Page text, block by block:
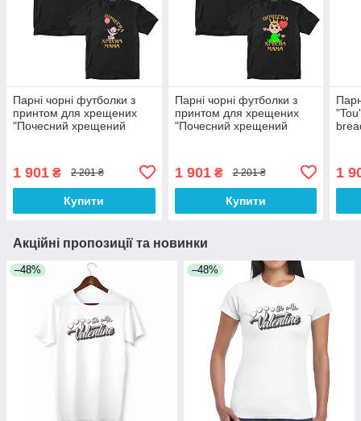
Парні чорні футболки з
принтом для хрещених
"Почесний хрещений
1 901 ₴ 2 201 ₴
Купити
Парні чорні футболки з
принтом для хрещених
"Почесний хрещений
1 901₴ 2 201 ₴
Купити
1
Акційні пропозиції та новинки
–48% –48%